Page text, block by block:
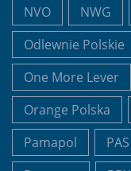
NVO
NWG
Odlewnie Polskie
One More Lever
Orange Polska
Pamapol
PAS